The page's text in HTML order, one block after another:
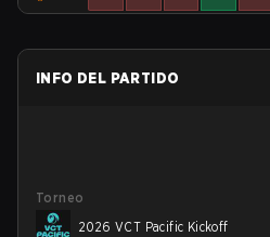
INFO DEL PARTIDO
Torneo
2026 VCT Pacific Kickoff